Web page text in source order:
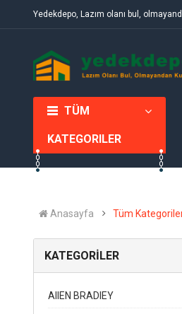
Yedekdepo, Lazım olanı bul,
TÜM
KATEGORILER
Anasayfa Tüm
KATEGORİLER
AIIEN BRADIEY